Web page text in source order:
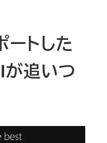
トした
追いつ